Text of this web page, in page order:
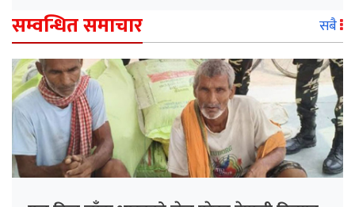
सम्वन्धित समाचार सबै